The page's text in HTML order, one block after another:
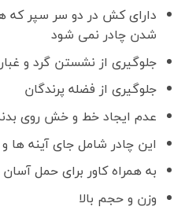
دارای کش در دو سر سپر که
شدن چادر نمی شود
جلوگیری از نشستن گرد و
جلوگیری از فضله پرندگان
عدم ایجاد خط و خش روی
این چادر شامل جای آینه ها
به همراه کاور برای حمل آسان
وزن و حجم بالا